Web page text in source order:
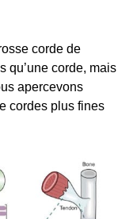
corde de
qu’une corde, mais
apercevons
cordes plus fines